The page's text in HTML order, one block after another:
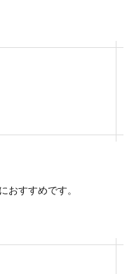
おすすめです。